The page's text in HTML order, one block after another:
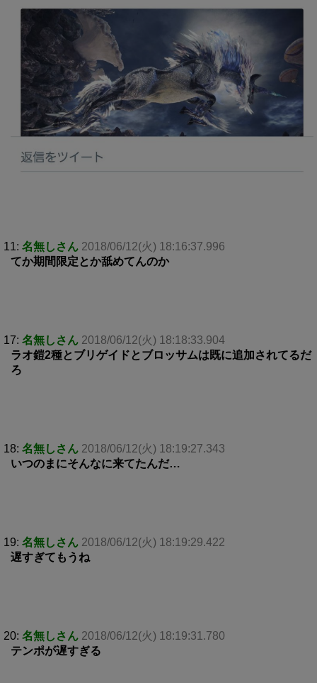
11: 名無しさん 2018/06/12(火) 18:16:37.996
てか期間限定とか舐めてんのか
17: 名無しさん 2018/06/12(火) 18:18:33.904
ラオ鎧2種とブリゲイドとブロッサムは既に追加されてるだ
ろ
18: 名無しさん 2018/06/12(火) 18:19:27.343
いつのまにそんなに来てたんだ…
19: 名無しさん 2018/06/12(火) 18:19:29.422
遅すぎてもうね
20: 名無しさん 2018/06/12(火) 18:19:31.780
テンポが遅すぎる